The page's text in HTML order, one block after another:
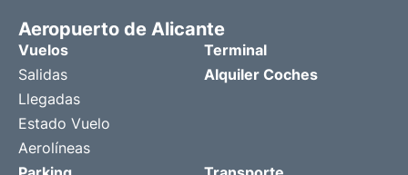
Aeropuerto de Alicante
Vuelos
Salidas
Llegadas
Estado Vuelo
Aerolíneas
Terminal
Alquiler Coches